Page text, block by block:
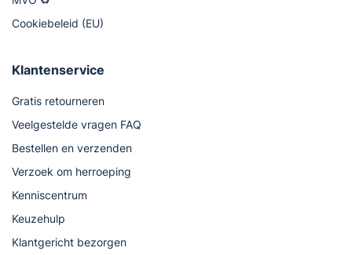
Cookiebeleid (EU)
Klantenservice
Gratis retourneren
Veelgestelde vragen FAQ
Bestellen en verzenden
Verzoek om herroeping
Kenniscentrum
Keuzehulp
Klantgericht bezorgen